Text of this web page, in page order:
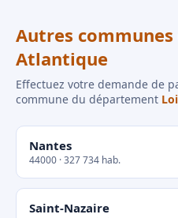
Autres communes
Atlantique
Effectuez votre demande de
commune du département
Nantes
44000 · 327 734 hab.
Saint-Nazaire